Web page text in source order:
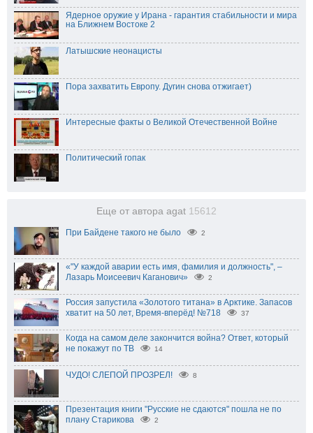
Ядерное оружие у Ирана - гарантия стабильности и мира
на Ближнем Востоке 2
Латышские неонацисты
Пора захватить Европу. Дугин снова отжигает)
Интересные факты о Великой Отечественной Войне
Политический гопак
Еще от автора agat 15612
При Байдене такого не было 2
«"У каждой аварии есть имя, фамилия и должность", –
Лазарь Моисеевич Каганович»
2
Россия запустила «Золотого титана» в Арктике. Запасов
хватит на 50 лет, Время-вперёд! №718
37
Когда на самом деле закончится война? Ответ, который
не покажут по ТВ
14
ЧУДО! СЛЕПОЙ ПРОЗРЕЛ! 8
Презентация книги "Русские не сдаются" пошла не по
плану Старикова
2